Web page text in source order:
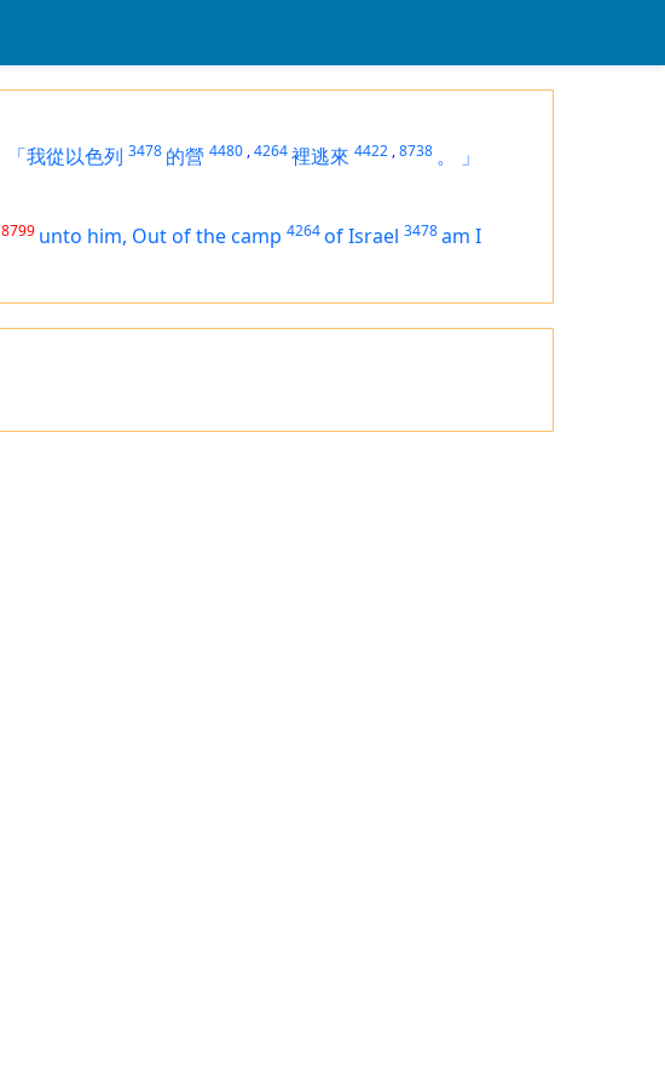
「我從以色列 3478 的營 4480 ,4264裡逃來 4422 ,8738 。
」
8799 unto him, Out of the camp 4264of Israel 3478am I